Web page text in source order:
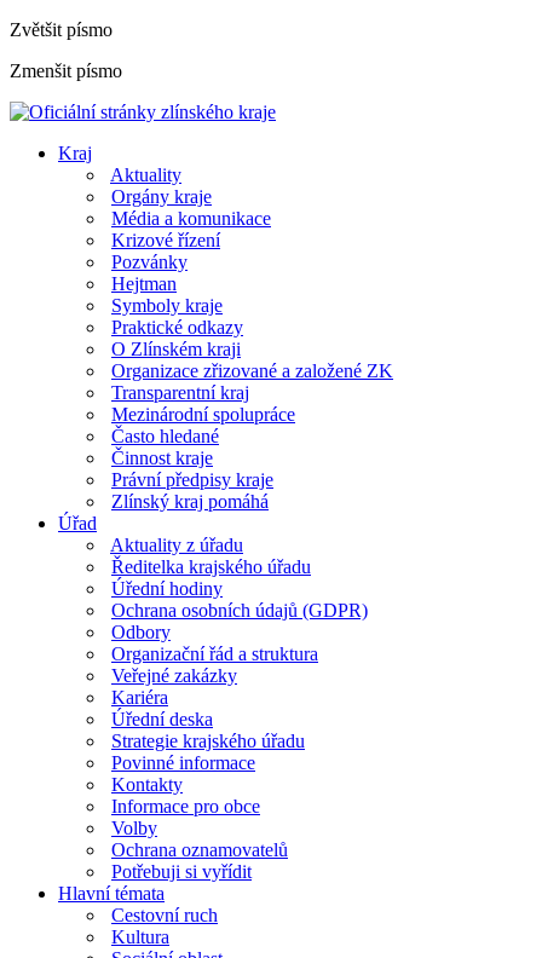
Zvětšit písmo
Zmenšit písmo
Kraj
Aktuality
Orgány kraje
Média a komunikace
Krizové řízení
Pozvánky
Hejtman
Symboly kraje
Praktické odkazy
O Zlínském kraji
Organizace zřizované a založené ZK
Transparentní kraj
Mezinárodní spolupráce
Často hledané
Činnost kraje
Právní předpisy kraje
Zlínský kraj pomáhá
Úřad
Aktuality z úřadu
Ředitelka krajského úřadu
Úřední hodiny
Ochrana osobních údajů (GDPR)
Odbory
Organizační řád a struktura
Veřejné zakázky
Kariéra
Úřední deska
Strategie krajského úřadu
Povinné informace
Kontakty
Informace pro obce
Volby
Ochrana oznamovatelů
Potřebuji si vyřídit
Hlavní témata
Cestovní ruch
Kultura